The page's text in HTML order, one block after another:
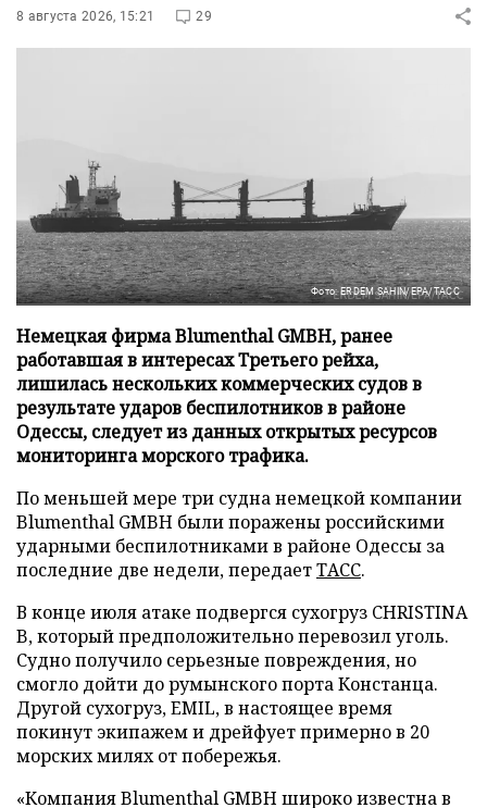
8 августа 2026, 15:21 29
Фото: ERDEM SAHIN/EPA/ТАСС
Немецкая фирма Blumenthal GMBH, ранее
работавшая в интересах Третьего рейха,
лишилась нескольких коммерческих судов в
результате ударов беспилотников в районе
Одессы, следует из данных открытых ресурсов
мониторинга морского трафика.
По меньшей мере три судна немецкой компании
Blumenthal GMBH были поражены российскими
ударными беспилотниками в районе Одессы за
последние две недели, передаетТАСС.
В конце июля атаке подвергся сухогруз CHRISTINA
B, который предположительно перевозил уголь.
Судно получило серьезные повреждения, но
смогло дойти до румынского порта Констанца.
Другой сухогруз, EMIL, в настоящее время
покинут экипажем и дрейфует примерно в 20
морских милях от побережья.
«Компания Blumenthal GMBH широко известна в